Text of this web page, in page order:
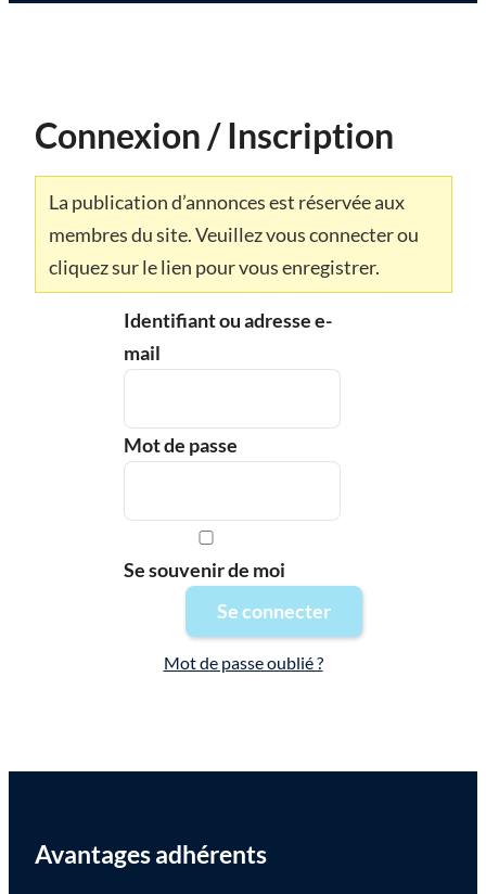
Connexion / Inscription
La publication d’annonces est réservée aux
membres du site. Veuillez vous connecter ou
cliquez sur le lien pour vous enregistrer.
Identifiant ou adresse e-
mail
Mot de passe
Se souvenir de moi
Mot de passe oublié ?
Avantages adhérents